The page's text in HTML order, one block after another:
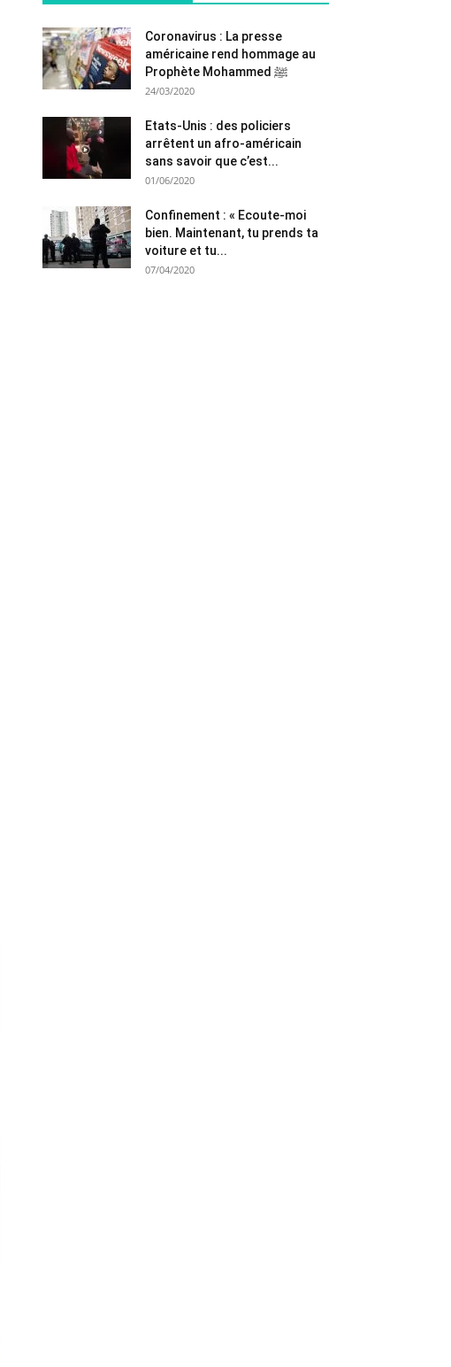
Coronavirus : La presse
américaine rend hommage au
Prophète Mohammed ﷺ
24/03/2020
Etats-Unis : des policiers
arrêtent un afro-américain
sans savoir que c’est...
01/06/2020
Confinement : « Ecoute-moi
bien. Maintenant, tu prends ta
voiture et tu...
07/04/2020